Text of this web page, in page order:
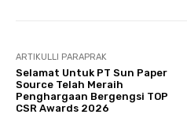
ARTIKULLI PARAPRAK
Selamat Untuk PT Sun Paper
Source Telah Meraih
Penghargaan Bergengsi TOP
CSR Awards 2026